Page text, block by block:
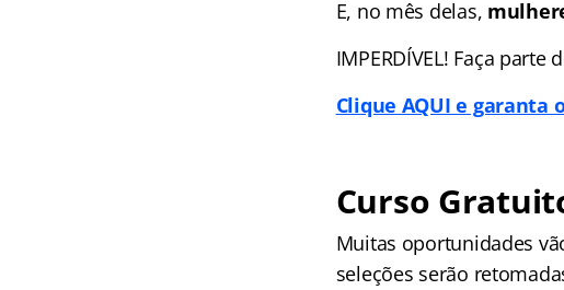
E, no mês delas,
IMPERDÍVEL! Faça
Clique AQUI e garanta o
Curso
Muitas oportunidades
seleções serão